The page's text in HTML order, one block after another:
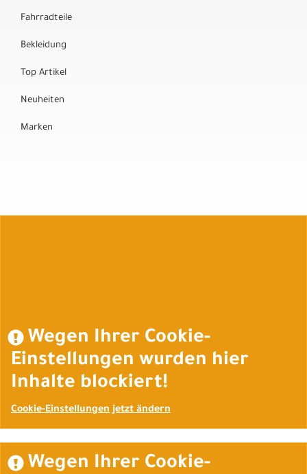
Fahrradteile
Bekleidung
Top Artikel
Neuheiten
Marken
Wegen Ihrer Cookie-
Einstellungen wurden hier
Inhalte blockiert!
Cookie-Einstellungen jetzt ändern
Wegen Ihrer Cookie-